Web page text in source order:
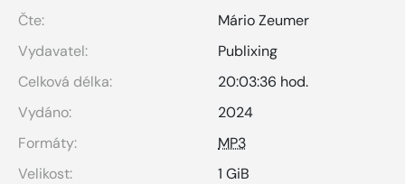
Čte:
Mário Zeumer
Vydavatel:
Publixing
Celková délka:
20:03:36 hod.
Vydáno:
2024
Formáty:
MP3
Velikost:
1 GiB